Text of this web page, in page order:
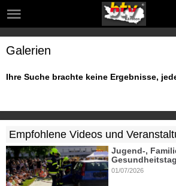
Galerien
Ihre Suche brachte keine Ergebnisse,
Empfohlene Videos und
Jugend-,
01/07/2026